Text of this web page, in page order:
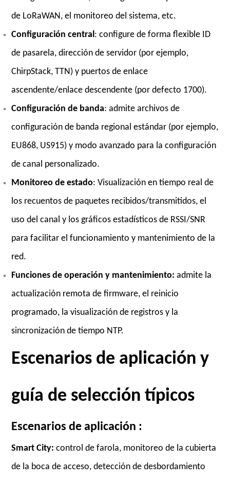
de LoRaWAN, el monitoreo del sistema, etc.
Configuración central: configure de forma flexible ID
de pasarela, dirección de servidor (por ejemplo,
ChirpStack, TTN) y puertos de enlace
ascendente/enlace descendente (por defecto 1700).
Configuración de banda: admite archivos de
configuración de banda regional estándar (por ejemplo,
EU868, US915) y modo avanzado para la configuración
de canal personalizado.
Monitoreo de estado: Visualización en tiempo real de
los recuentos de paquetes recibidos/transmitidos, el
uso del canal y los gráficos estadísticos de RSSI/SNR
para facilitar el funcionamiento y mantenimiento de la
red.
Funciones de operación y mantenimiento: admite la
actualización remota de firmware, el reinicio
programado, la visualización de registros y la
sincronización de tiempo NTP.
Escenarios de aplicación y
guía de selección típicos
Escenarios de aplicación :
Smart City: control de farola, monitoreo de la cubierta
de la boca de acceso, detección de desbordamiento